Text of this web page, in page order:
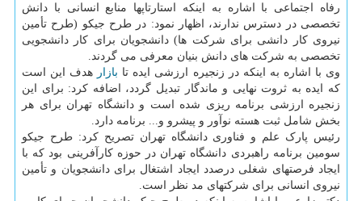
رفاه اجتماعی با اشاره به اینکه استارتاپها منابع انسانی با دانش
تخصصی در دسترس ندارند، اظهار نمود: در طرح جیکو (طرح تأمین
نیروی کار دانشی برای شرکت ها) دانشجویان برای کار دانشجویی
تخصصی به شرکت های دانش بنیان معرفی می گردند.
وی با اشاره به اینکه در زنجیره ارزشی ایده تا بازار هدف این است
که ایده به ثروت نهایی و ماندگار تبدیل گردد، اضافه کرد: برای این
زنجیره ارزشی برنامه ریزی شده است و دانشگاه تهران برای هر
بخش شامل ثبت هسته نوآور و پیشرو و... برنامه دارد.
رئیس پارک علم و فناوری دانشگاه تهران تصریح کرد: طرح جیکو
سومین برنامه راهبردی دانشگاه تهران در حوزه کارآفرینی بود که با
ایجاد فرصتهای شغلی درصدد ایجاد اشتغال برای دانشجویان و تأمین
نیروی انسانی برای شرکتهای مد نظر است.